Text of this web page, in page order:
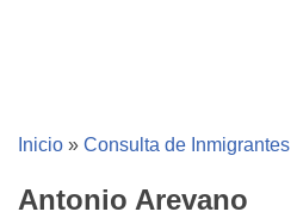
Inicio » Consulta de Inmigrantes
Antonio Arevano